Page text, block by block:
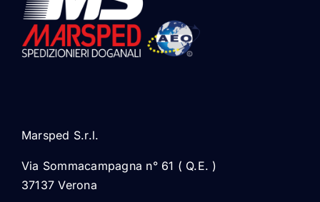
Marsped S.r.l.
Via Sommacampagna n° 61 ( Q.E. )
37137 Verona